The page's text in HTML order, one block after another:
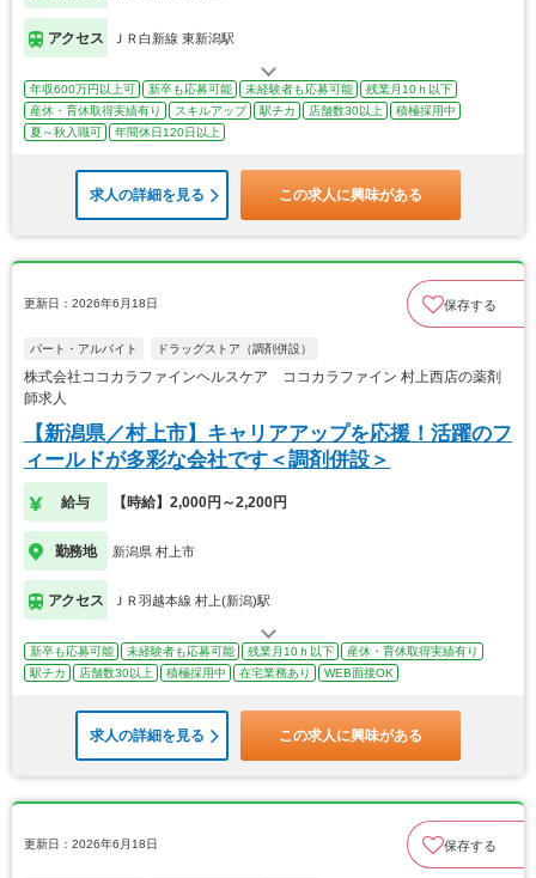
アクセス ＪＲ白新線 東新潟駅
年収600万円以上可 新卒も応募可能 未経験者も応募可能
残業月10ｈ以下
産休・育休取得実績有り
スキルアップ 駅チカ 店舗数30以上
積極採用中
夏～秋入職可
年間休日120日以上
求人の詳細を見る この求人に興味がある
更新日：2026年6月18日 保存する
パート・アルバイト ドラッグストア（調剤併設）
株式会社ココカラファインヘルスケア ココカラファイン 村上西店の薬剤
師求人
【新潟県／村上市】キャリアアップを応援！活躍のフ
ィールドが多彩な会社です＜調剤併設＞
給与 【時給】2,000円～2,200円
勤務地 新潟県 村上市
アクセス ＪＲ羽越本線 村上(新潟)駅
新卒も応募可能 未経験者も応募可能 残業月10ｈ以下
産休・育休取得実績有り
駅チカ
店舗数30以上 積極採用中 在宅業務あり WEB面接OK
求人の詳細を見る この求人に興味がある
更新日：2026年6月18日 保存する